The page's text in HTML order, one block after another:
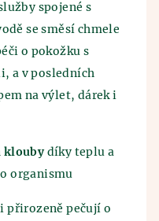
spojené s
se směsí chmele
o pokožku s
a v posledních
na výlet, dárek i
kloubydíky teplu a
organismu
přirozeně pečují o